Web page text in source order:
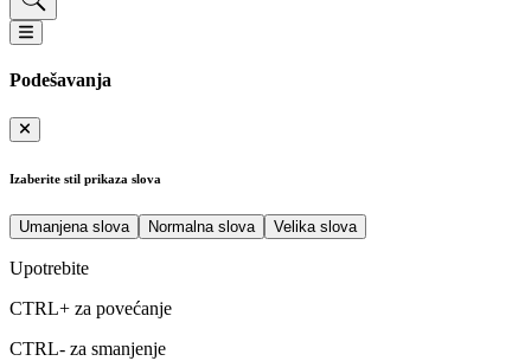
Podešavanja
Izaberite stil prikaza slova
Umanjena slova Normalna slova Velika slova
Upotrebite
CTRL+ za povećanje
CTRL- za smanjenje